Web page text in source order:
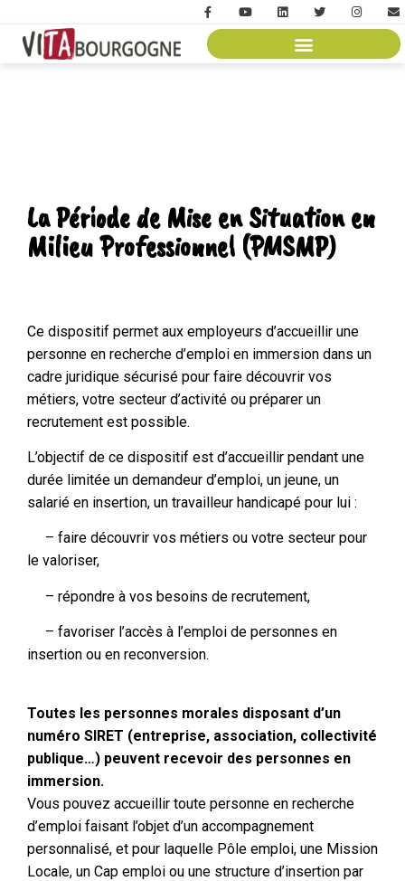
La Période de Mise en Situation en
Milieu Professionnel (PMSMP)
Ce dispositif permet aux employeurs d’accueillir une
personne en recherche d’emploi en immersion dans un
cadre juridique sécurisé pour faire découvrir vos
métiers, votre secteur d’activité ou préparer un
recrutement est possible.
L’objectif de ce dispositif est d’accueillir pendant une
durée limitée un demandeur d’emploi, un jeune, un
salarié en insertion, un travailleur handicapé pour lui :
– faire découvrir vos métiers ou votre secteur pour
le valoriser,
– répondre à vos besoins de recrutement,
– favoriser l’accès à l’emploi de personnes en
insertion ou en reconversion.
Toutes les personnes morales disposant d’un
numéro SIRET (entreprise, association, collectivité
publique…) peuvent recevoir des personnes en
immersion.
Vous pouvez accueillir toute personne en recherche
d’emploi faisant l’objet d’un accompagnement
personnalisé, et pour laquelle Pôle emploi, une Mission
Locale, un Cap emploi ou une structure d’insertion par